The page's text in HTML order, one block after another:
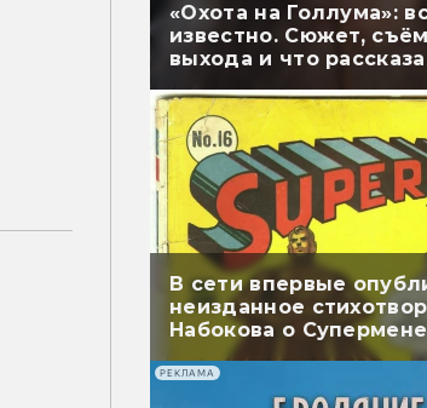
«Охота на Голлума»:
известно. Сюжет,
выхода и что
В сети впервые
неизданное
Набокова о
перевели
РЕКЛАМА